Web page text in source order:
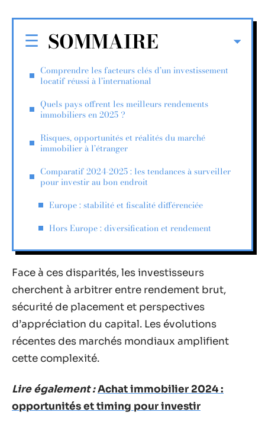
SOMMAIRE
Comprendre les facteurs clés d’un investissement
locatif réussi à l’international
Quels pays offrent les meilleurs rendements
immobiliers en 2025 ?
Risques, opportunités et réalités du marché
immobilier à l’étranger
Comparatif 2024-2025 : les tendances à surveiller
pour investir au bon endroit
Europe : stabilité et fiscalité différenciée
Hors Europe : diversification et rendement
Face à ces disparités, les investisseurs
cherchent à arbitrer entre rendement brut,
sécurité de placement et perspectives
d’appréciation du capital. Les évolutions
récentes des marchés mondiaux amplifient
cette complexité.
Lire également :Achat immobilier 2024 :
opportunités et timing pour investir